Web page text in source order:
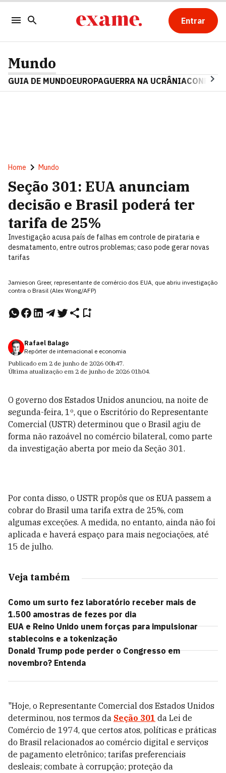
Entrar
Mundo
GUIA DE MUNDOEUROPAGUERRA NA UCRÂNIA
Home Mundo
Seção 301: EUA anunciam
decisão e Brasil poderá ter
tarifa de 25%
Investigação acusa país de falhas em controle de pirataria e
desmatamento, entre outros problemas; caso pode gerar novas
tarifas
Jamieson Greer, representante de comércio dos EUA, que abriu investigação
contra o Brasil (Alex Wong/AFP)
Rafael Balago
Repórter de internacional e economia
Publicado em 2 de junho de 2026 00h47.
Última atualização em 2 de junho de 2026 01h04.
O governo dos Estados Unidos anunciou, na noite de
segunda-feira, 1º, que o Escritório do Representante
Comercial (USTR) determinou que o Brasil agiu de
forma não razoável no comércio bilateral, como parte
da investigação aberta por meio da Seção 301.
Por conta disso, o USTR propôs que os EUA passem a
cobrar do Brasil uma tarifa extra de 25%, com
algumas exceções. A medida, no entanto, ainda não foi
aplicada e haverá espaço para mais negociações, até
15 de julho.
Veja também
Como um surto fez laboratório receber mais de
1.500 amostras de fezes por dia
EUA e Reino Unido unem forças para impulsionar
stablecoins e a tokenização
Donald Trump pode perder o Congresso em
novembro? Entenda
"Hoje, o Representante Comercial dos Estados Unidos
determinou, nos termos da Seção 301 da Lei de
Comércio de 1974, que certos atos, políticas e práticas
do Brasil relacionados ao comércio digital e serviços
de pagamento eletrônico; tarifas preferenciais
desleais; combate à corrupção; proteção da